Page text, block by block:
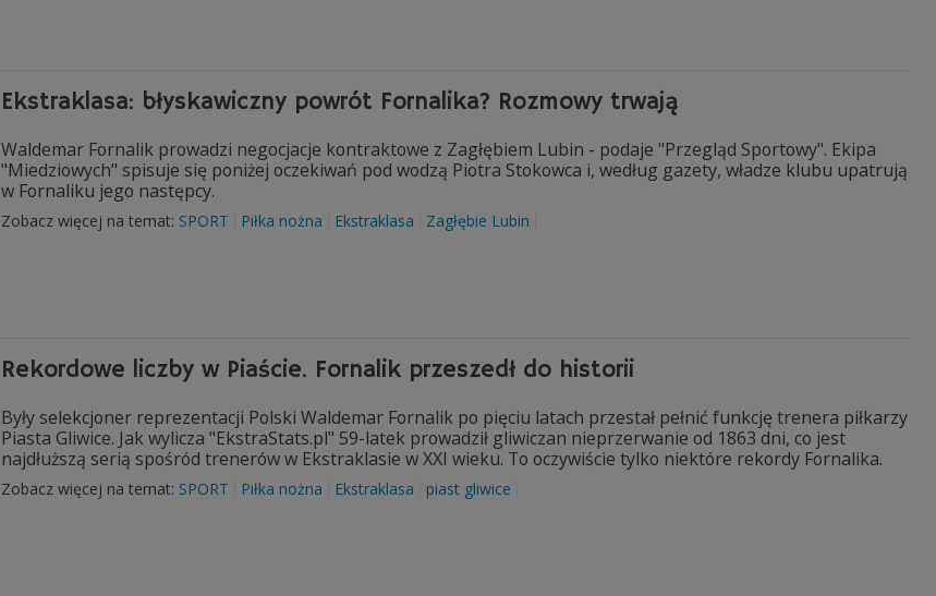
Ekstraklasa: błyskawiczny powrót Fornalika? Rozmowy trwają
Waldemar Fornalik prowadzi negocjacje kontraktowe z Zagłębiem Lubin - podaje "Przegląd Sportowy". Ekipa
"Miedziowych" spisuje się poniżej oczekiwań pod wodzą Piotra Stokowca i, według gazety, władze klubu upatrują
w Fornaliku jego następcy.
Zobacz więcej na temat: SPORT Piłka nożna Ekstraklasa Zagłębie Lubin
Rekordowe liczby w Piaście. Fornalik przeszedł do historii
Były selekcjoner reprezentacji Polski Waldemar Fornalik po pięciu latach przestał pełnić funkcję trenera piłkarzy
Piasta Gliwice. Jak wylicza "EkstraStats.pl" 59-latek prowadził gliwiczan nieprzerwanie od 1863 dni, co jest
najdłuższą serią spośród trenerów w Ekstraklasie w XXI wieku. To oczywiście tylko niektóre rekordy Fornalika.
Zobacz więcej na temat: SPORT Piłka nożna Ekstraklasa piast gliwice